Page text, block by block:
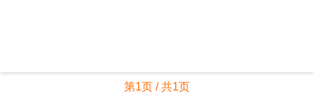
第1页 / 共1页